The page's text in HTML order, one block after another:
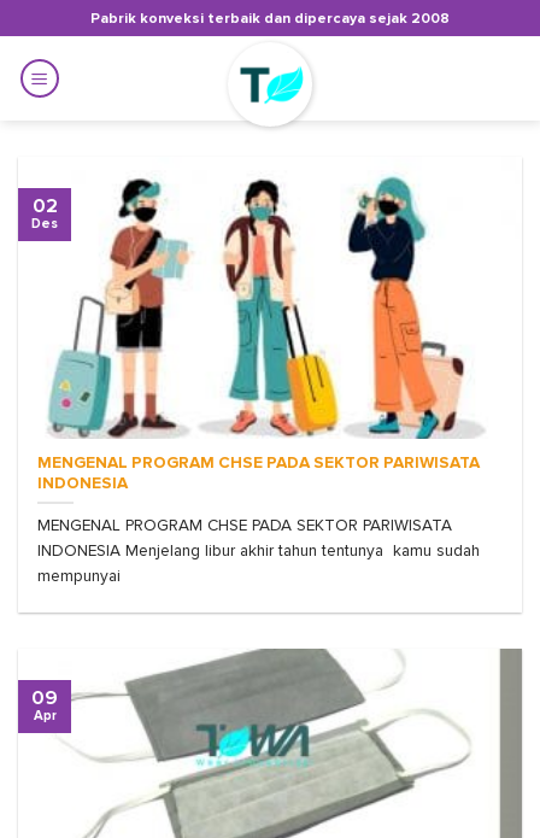
to
content
Pabrik konveksi terbaik dan dipercaya sejak 2008
MENGENAL PROGRAM CHSE PADA SEKTOR PARIWISATA
INDONESIA
MENGENAL PROGRAM CHSE PADA SEKTOR PARIWISATA
INDONESIA Menjelang libur akhir tahun tentunya kamu sudah
mempunyai
02
Des
09
Apr